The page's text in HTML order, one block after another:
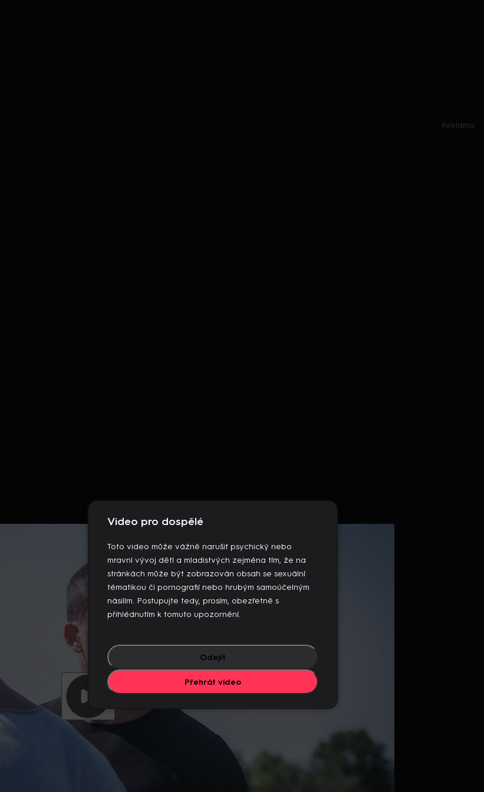
Video pro dospělé
Toto video může vážně narušit psychický nebo
mravní vývoj dětí a mladistvých zejména tím, že na
stránkách může být zobrazován obsah se sexuální
tématikou či pornografií nebo hrubým samoúčelným
násilím. Postupujte tedy, prosím, obezřetně s
přihlédnutím k tomuto upozornění.
Odejít
Přehrát video
Reklama
Pokud chcete pokračovat v přehrávání na tomto zařízení, ukončete přehrávání na
jiných zařízeních.
Více o limitu změn zařízení